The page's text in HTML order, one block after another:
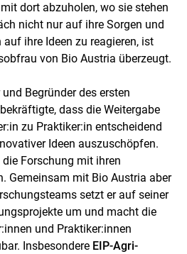
dort abzuholen, wo sie stehen
nicht nur auf ihre Sorgen und
ihre Ideen zu reagieren, ist
von Bio Austria überzeugt.
und Begründer des ersten
dass die Weitergabe
zu Praktiker:in entscheidend
Ideen auszuschöpfen.
Forschung mit ihren
Gemeinsam mit Bio Austria aber
setzt er auf seiner
um und macht die
und Praktiker:innen
Insbesondere EIP-Agri-